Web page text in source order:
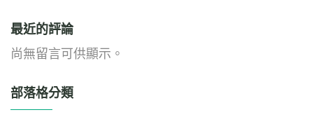
最近的評論
尚無留言可供顯示。
部落格分類